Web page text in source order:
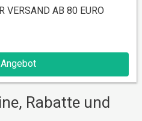
VERSAND AB 80 EURO
Rabatte und